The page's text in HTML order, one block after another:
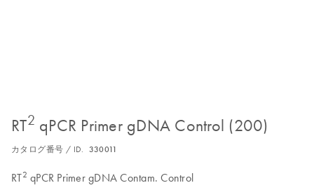
RT2 qPCR Primer gDNA Control (200)
カタログ番号 / ID. 330011
RT2 qPCR Primer gDNA Contam. Control